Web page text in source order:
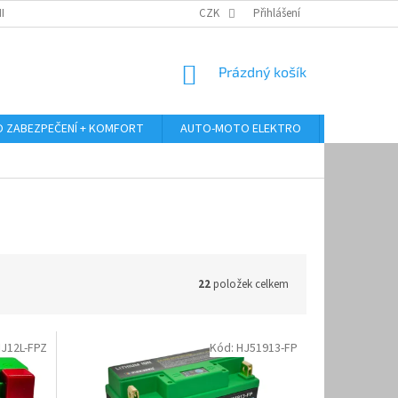
OSOBNÍCH ÚDAJŮ ODSTOUPENÍ OD KUPNÍ SMLOUVY
CZK Přihlášení
NÁKUPNÍ
Prázdný košík
ZABEZPEČENÍ + KOMFORT AUTO-MOTO ELEKTRO
22položek celkem
FPZ Kód: HJ51913-FP